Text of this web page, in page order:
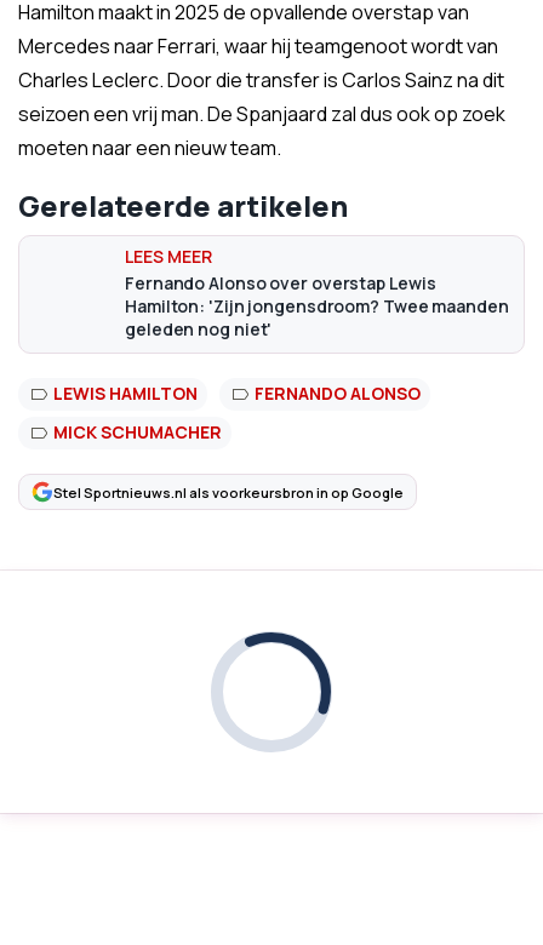
Hamilton maakt in 2025 de opvallende overstap van
Mercedes naar Ferrari, waar hij teamgenoot wordt van
Charles Leclerc. Door die transfer is Carlos Sainz na dit
seizoen een vrij man. De Spanjaard zal dus ook op zoek
moeten naar een nieuw team.
Gerelateerde artikelen
Fernando Alonso over overstap Lewis
Hamilton: 'Zijn jongensdroom? Twee maanden
geleden nog niet'
LEWIS HAMILTON
FERNANDO ALONSO
MICK SCHUMACHER
Stel Sportnieuws.nl als voorkeursbron in op Google